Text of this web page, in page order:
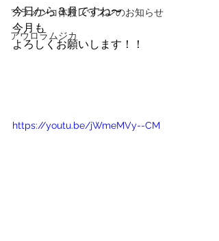
フラメンコ体験レッスンのお知らせ
アウロラムジカ
今日から３月ですね〜
今月も
よろしくお願いします！！
https://youtu.be/jWmeMVy--CM